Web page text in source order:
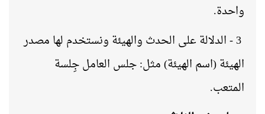
واحدة.
3 - الدلالة على الحدث والهيئة ونستخدم لها مصدر
الهيئة (اسم الهيئة) مثل: جلس العامل جِلسة
المتعب.